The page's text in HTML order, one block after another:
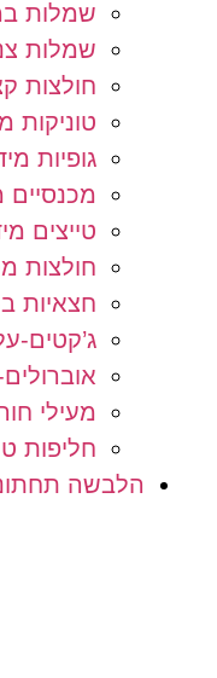
שמלות במידות
שמלות צנועות
חולצות קצרות
טוניקות מידות
גופיות מידות
מכנסיים
טייצים מידות
חולצות
חצאיות
ג’קטים-
אוברולים-
מעילי חורף
חליפות
הלבשה תחתונה